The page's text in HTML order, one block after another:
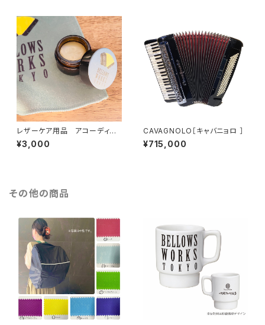
レザーケア用品 アコーディオ
ンベルト用
¥3,000
CAVAGNOLO［キャバニョロ ］
¥715,000
その他の商品